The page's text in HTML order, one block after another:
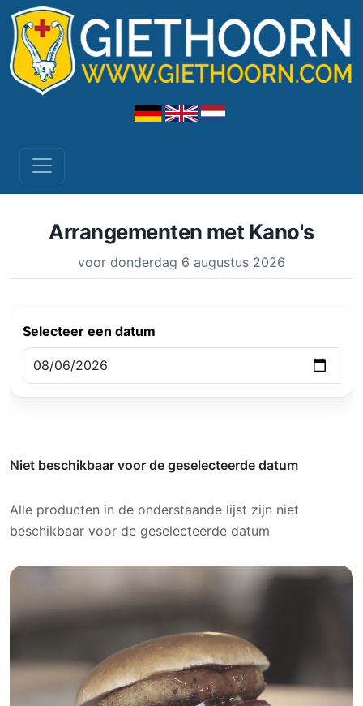
Arrangementen met Kano's
voor donderdag 6 augustus 2026
Selecteer een datum
Niet beschikbaar voor de geselecteerde datum
Alle producten in de onderstaande lijst zijn niet
beschikbaar voor de geselecteerde datum